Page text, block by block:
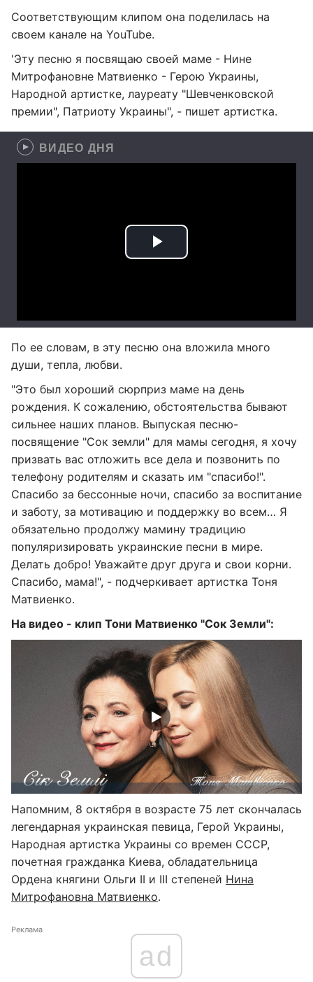
Соответствующим клипом она поделилась на
своем канале на YouTube.
'Эту песню я посвящаю своей маме - Нине
Митрофановне Матвиенко - Герою Украины,
Народной артистке, лауреату "Шевченковской
премии", Патриоту Украины", - пишет артистка.
ВИДЕО ДНЯ
По ее словам, в эту песню она вложила много
души, тепла, любви.
"Это был хороший сюрприз маме на день
рождения. К сожалению, обстоятельства бывают
сильнее наших планов. Выпуская песню-
посвящение "Сок земли" для мамы сегодня, я хочу
призвать вас отложить все дела и позвонить по
телефону родителям и сказать им "спасибо!".
Спасибо за бессонные ночи, спасибо за воспитание
и заботу, за мотивацию и поддержку во всем… Я
обязательно продолжу мамину традицию
популяризировать украинские песни в мире.
Делать добро! Уважайте друг друга и свои корни.
Спасибо, мама!", - подчеркивает артистка Тоня
Матвиенко.
На видео - клип Тони Матвиенко "Сок Земли":
Напомним, 8 октября в возрасте 75 лет скончалась
легендарная украинская певица, Герой Украины,
Народная артистка Украины со времен СССР,
почетная гражданка Киева, обладательница
Ордена княгини Ольги II и III степеней Нина
Митрофановна Матвиенко.
Реклама
ad